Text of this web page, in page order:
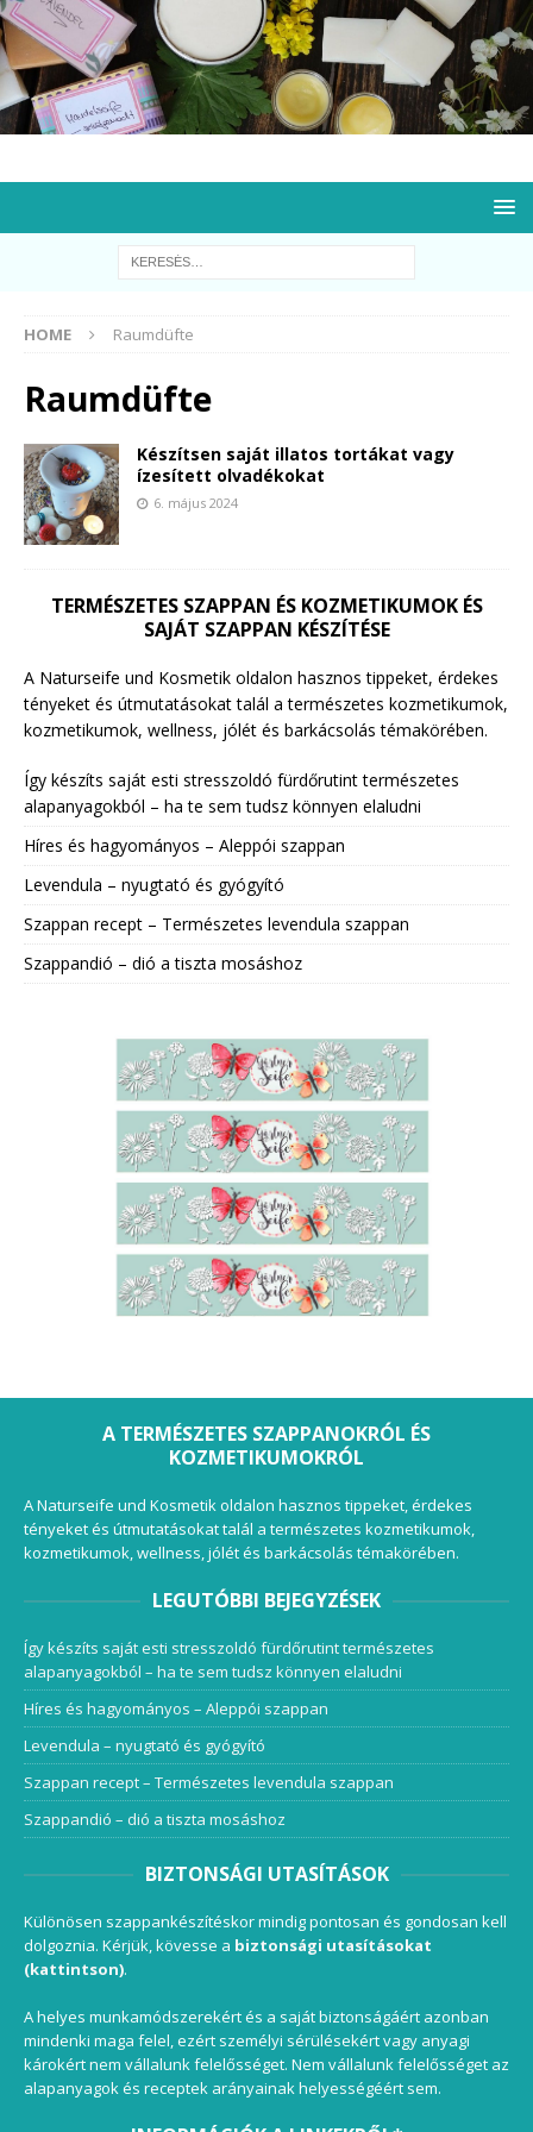
HOME Raumdüfte
Raumdüfte
Készítsen saját illatos tortákat vagy
ízesített olvadékokat
6. május 2024
TERMÉSZETES SZAPPAN ÉS KOZMETIKUMOK ÉS
SAJÁT SZAPPAN KÉSZÍTÉSE
A Naturseife und Kosmetik oldalon hasznos tippeket, érdekes
tényeket és útmutatásokat talál a természetes kozmetikumok,
kozmetikumok, wellness, jólét és barkácsolás témakörében.
Így készíts saját esti stresszoldó fürdőrutint természetes
alapanyagokból – ha te sem tudsz könnyen elaludni
Híres és hagyományos – Aleppói szappan
Levendula – nyugtató és gyógyító
Szappan recept – Természetes levendula szappan
Szappandió – dió a tiszta mosáshoz
A TERMÉSZETES SZAPPANOKRÓL ÉS
KOZMETIKUMOKRÓL
A Naturseife und Kosmetik oldalon hasznos tippeket, érdekes
tényeket és útmutatásokat talál a természetes kozmetikumok,
kozmetikumok, wellness, jólét és barkácsolás témakörében.
LEGUTÓBBI BEJEGYZÉSEK
Így készíts saját esti stresszoldó fürdőrutint természetes
alapanyagokból – ha te sem tudsz könnyen elaludni
Híres és hagyományos – Aleppói szappan
Levendula – nyugtató és gyógyító
Szappan recept – Természetes levendula szappan
Szappandió – dió a tiszta mosáshoz
BIZTONSÁGI UTASÍTÁSOK
Különösen szappankészítéskor mindig pontosan és gondosan kell
dolgoznia. Kérjük, kövesse a biztonsági utasításokat
(kattintson).
A helyes munkamódszerekért és a saját biztonságáért azonban
mindenki maga felel, ezért személyi sérülésekért vagy anyagi
károkért nem vállalunk felelősséget. Nem vállalunk felelősséget az
alapanyagok és receptek arányainak helyességéért sem.